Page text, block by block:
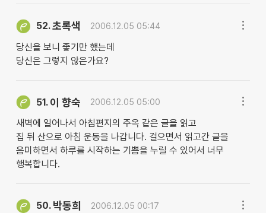
52.초록색 2006.12.05 05:44
당신을 보니 좋기만 했는데
당신은 그렇지 않은가요?
51. 이 향숙 2006.12.05 05:00
새벽에 일어나서 아침편지의 주옥 같은 글을 읽고
집 뒤 산으로 아침 운동을 나갑니다. 걸으면서 읽고간 글을
음미하면서 하루를 시작하는 기쁨을 누릴 수 있어서 너무
행복합니다.
50. 박동희 2006.12.05 00:17